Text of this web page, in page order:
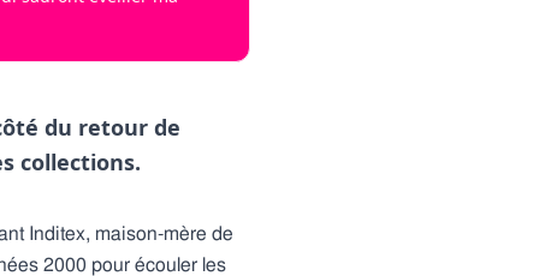
du retour de
collections.
Inditex, maison-mère de
2000 pour écouler les